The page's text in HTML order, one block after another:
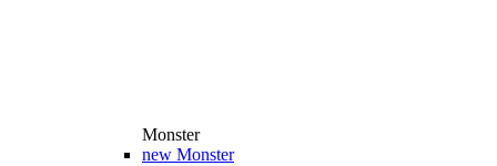
Monster
new Monster